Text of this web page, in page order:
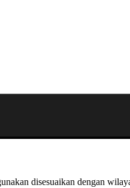
disesuaikan dengan